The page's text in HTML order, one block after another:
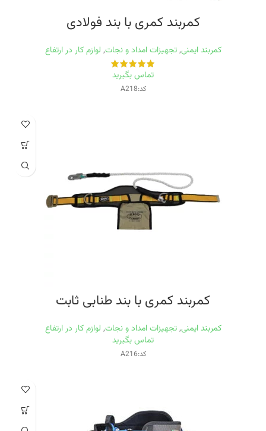
کمربند کمری با بند فولادی
کمربند ایمنی, تجهیزات امداد و نجات, لوازم کار در ارتفاع
تماس بگیرید
کد:A218
کمربند کمری با بند طنابی ثابت
کمربند ایمنی, تجهیزات امداد و نجات, لوازم کار در ارتفاع
تماس بگیرید
کد:A216